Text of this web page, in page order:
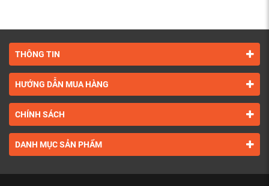
THÔNG TIN
HƯỚNG DẪN MUA HÀNG
CHÍNH SÁCH
DANH MỤC SẢN PHẨM